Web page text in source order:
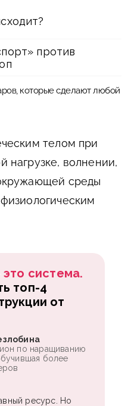
против
которые сделают любой
телом при
нагрузке, волнении,
среды
система.
топ-4
от
ресурс. Но
по наращиванию
более
13 сертификатов
НА 20 000₽
участвующий!